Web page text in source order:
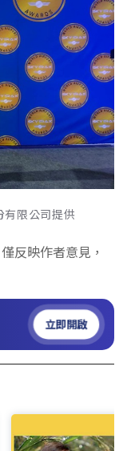
限公司提供
反映作者意見，
立即開啟